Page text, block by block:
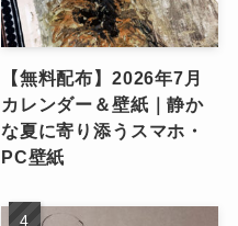
【無料配布】2026年7月
カレンダー＆壁紙｜静か
な夏に寄り添うスマホ・
PC壁紙